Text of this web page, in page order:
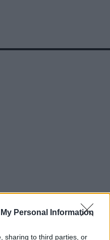
Personal Information
sharing to third parties, or